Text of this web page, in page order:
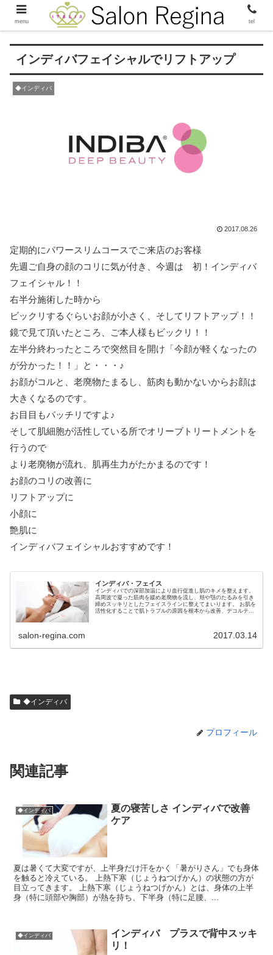
インディバフェイシャルでリフトアップ
◆インディバ
2017.08.26
定期的にパワースリムコースでご来店のお客様
先週ご自身の顔のコリに気が付き、今週は 初！インディバ
フェイシャル！！
右半分施術した時から
ビックリするぐらいお顔が小さく、そしてリフトアップ！！
鏡で見て頂いたところ、ご本人様もビックリ！！
左半分終わったところで突然目を開け「今顔が軽くなったの
が分かった！！」と・・・♪
お顔がコルと、老廃物たまるし、筋肉も動かないからお顔は
大きくなるのです。
お目目もパッチリですよ♪
そして肌細胞が活性している所でオリーブトリートメントを
行うので
より老廃物が流れ、肌再生力がたかまるのです！
お顔のコリの改善に
リフトアップに
小顔に
艶肌に
インディバフェイシャルおすすめです！
インディバ・フェイス
インディバでの深部加温により血行促進し肌のキメを整えます。
高周波で凝った筋肉を緩め老廃物を流し、頬や顎のたるみを引き
締めスッキリとしたフェイスラインに整えてまいります。 お肌を
活性化することで肌トラブルの原因を根本から改善、デコルテ...
salon-regina.com 2017.03.14
◆インディバ
プロフィール
関連記事
◆インディバ
夏の寝苦しさ インディバで改善
ケア
夏は暑くて大変ですが、上半身だけ汗をかく「暑がりさん」でも身体
を触ると冷えている。 上熱下寒（じょうねつげかん）の状態の方が
目立ってきます。 上熱下寒（じょうねつげかん）とは、身体の上半
身（特に頭部や胸部）が熱を持ち、下半身（特に足腰、...
◆インディバ
インディバ プラスで背中スッキ
リ！
menu tel